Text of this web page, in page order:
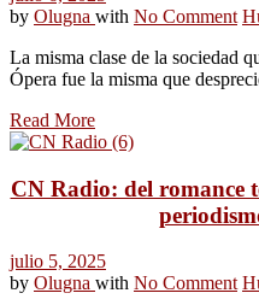
by Olugna with No Comment
La misma clase de la sociedad
Ópera fue la misma que
Read More
CN Radio: del romance
julio 5, 2025
by Olugna with No Comment